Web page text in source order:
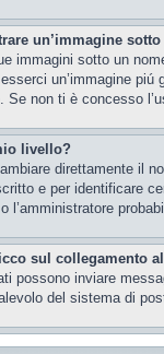
un’immagine
immagini sotto un
un’immagine
Se non ti è concesso
livello?
direttamente il
e per identificare
l’amministratore
sul collegamento
possono inviare
del sistema di